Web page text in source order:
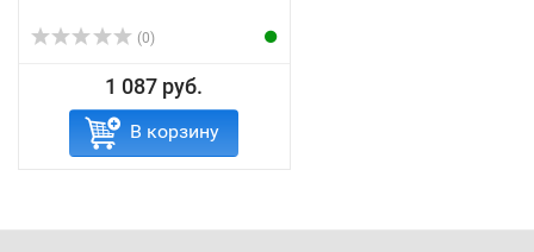
(0)
1 087 руб.
В корзину